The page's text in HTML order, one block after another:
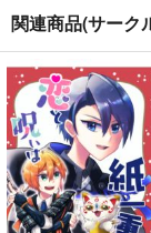
f2
fefefe
1,572円（税込）
山姥切国広×山姥切長義
サンプル
関連商品(サーク